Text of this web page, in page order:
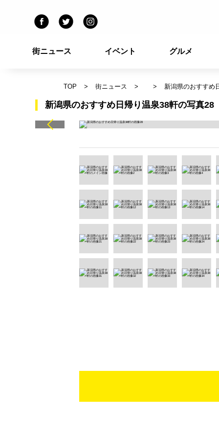
街ニュース イベント グルメ
TOP 街ニュース 新潟県のおすすめ
新潟県のおすすめ日帰り温泉38軒の写真28